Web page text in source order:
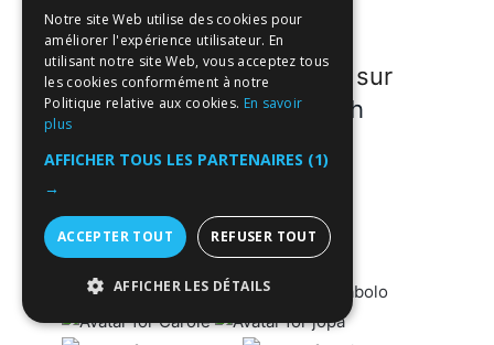
Participez à la discussion sur
forum.welcome-suisse.ch
86 more replies
Participants
Notre site Web utilise des cookies pour
améliorer l'expérience utilisateur. En
utilisant notre site Web, vous acceptez tous
les cookies conformément à notre
Politique relative aux cookies. En savoir
plus
AFFICHER TOUS LES PARTENAIRES (1)
→
ACCEPTER TOUT REFUSER TOUT
AFFICHER LES DÉTAILS
STRICTEMENT NÉCESSAIRES